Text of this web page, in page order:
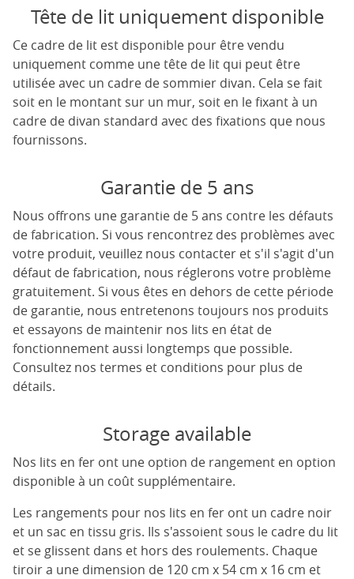
Tête de lit uniquement disponible
Ce cadre de lit est disponible pour être vendu
uniquement comme une tête de lit qui peut être
utilisée avec un cadre de sommier divan. Cela se fait
soit en le montant sur un mur, soit en le fixant à un
cadre de divan standard avec des fixations que nous
fournissons.
Garantie de 5 ans
Nous offrons une garantie de 5 ans contre les défauts
de fabrication. Si vous rencontrez des problèmes avec
votre produit, veuillez nous contacter et s'il s'agit d'un
défaut de fabrication, nous réglerons votre problème
gratuitement. Si vous êtes en dehors de cette période
de garantie, nous entretenons toujours nos produits
et essayons de maintenir nos lits en état de
fonctionnement aussi longtemps que possible.
Consultez nos termes et conditions pour plus de
détails.
Storage available
Nos lits en fer ont une option de rangement en option
disponible à un coût supplémentaire.
Les rangements pour nos lits en fer ont un cadre noir
et un sac en tissu gris. Ils s'assoient sous le cadre du lit
et se glissent dans et hors des roulements. Chaque
tiroir a une dimension de 120 cm x 54 cm x 16 cm et